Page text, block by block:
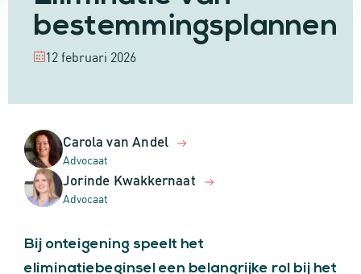
bestemmingsplannen
12 februari 2026
Carola van Andel
Advocaat
Jorinde Kwakkernaat
Advocaat
Bij onteigening speelt het
eliminatiebeginsel een belangrijke rol bij het